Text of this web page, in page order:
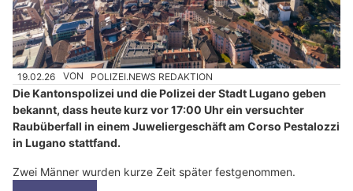
19.02.26 VON POLIZEI.NEWS REDAKTION
Die Kantonspolizei und die Polizei der Stadt Lugano geben
bekannt, dass heute kurz vor 17:00 Uhr ein versuchter
Raubüberfall in einem Juweliergeschäft am Corso Pestalozzi
in Lugano stattfand.
Zwei Männer wurden kurze Zeit später festgenommen.